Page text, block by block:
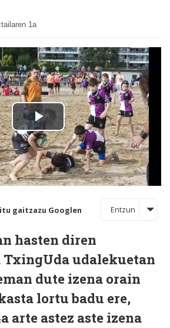
1a
gaitzazu Googlen Entzun
hasten diren
udalekuetan
dute izena orain
lortu badu ere,
arte astez aste izena